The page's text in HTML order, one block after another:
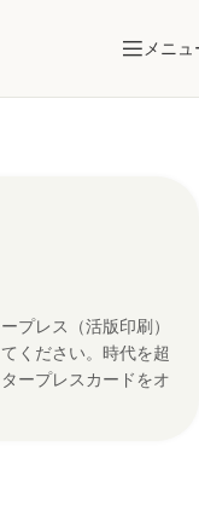
メニュ
プレス（活版印刷）
ください。時代を超
ープレスカードをオ